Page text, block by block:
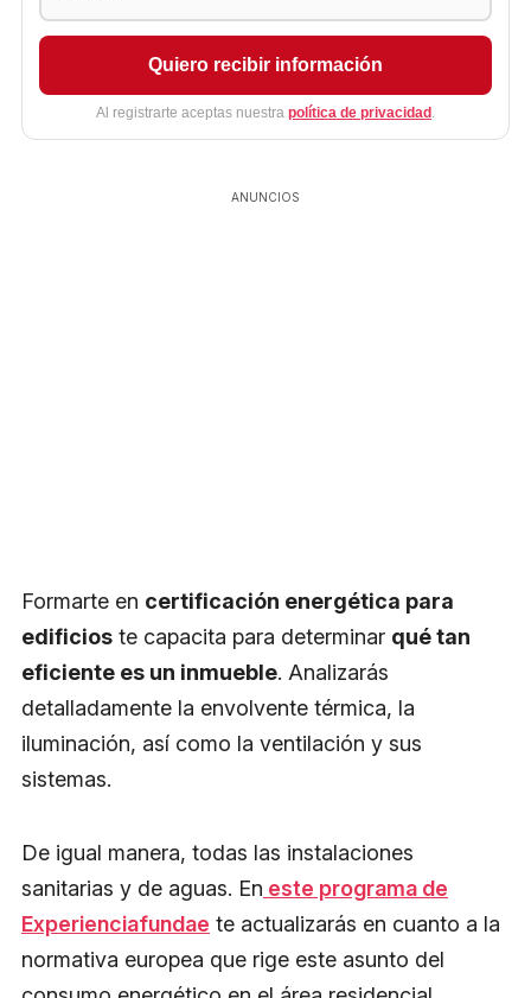
Quiero recibir información
Al registrarte aceptas nuestra política de privacidad .
ANUNCIOS
Formarte en certificación energética para
edificios te capacita para determinar qué tan
eficiente es un inmueble. Analizarás
detalladamente la envolvente térmica, la
iluminación, así como la ventilación y sus
sistemas.
De igual manera, todas las instalaciones
sanitarias y de aguas. En este programa de
Experienciafundae te actualizarás en cuanto a la
normativa europea que rige este asunto del